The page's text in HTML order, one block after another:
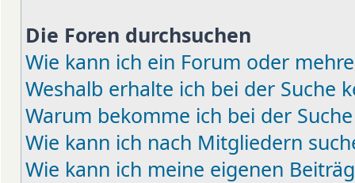
Die Foren durchsuchen
Wie kann ich ein Forum oder
Weshalb erhalte ich bei der Suche
Warum bekomme ich bei der
Wie kann ich nach Mitgliedern
Wie kann ich meine eigenen